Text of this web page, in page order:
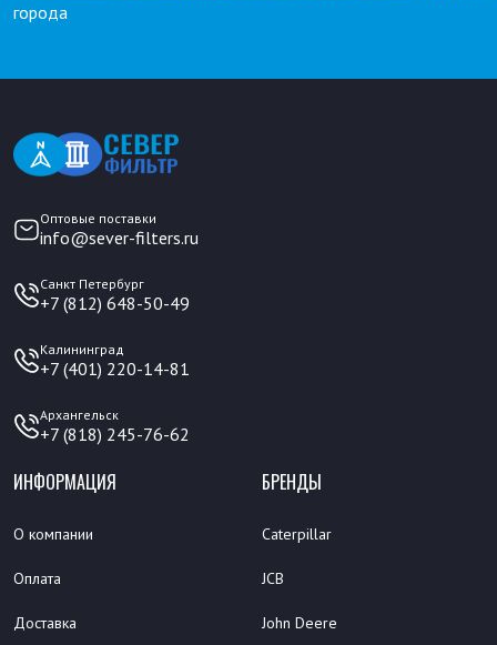
города
Оптовые поставки
info@sever-filters.ru
Санкт Петербург
+7 (812) 648-50-49
Калининград
+7 (401) 220-14-81
Архангельск
+7 (818) 245-76-62
ИНФОРМАЦИЯ
О компании
Оплата
Доставка
БРЕНДЫ
Caterpillar
JCB
John Deere